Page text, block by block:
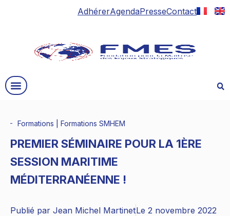
AdhérerAgendaPresseContact
Formations |Formations SMHEM
PREMIER SÉMINAIRE POUR LA 1ÈRE
SESSION MARITIME
MÉDITERRANÉENNE !
Publié par Jean Michel MartinetLe 2 novembre 2022